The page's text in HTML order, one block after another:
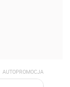
AUTOPROMOCJA